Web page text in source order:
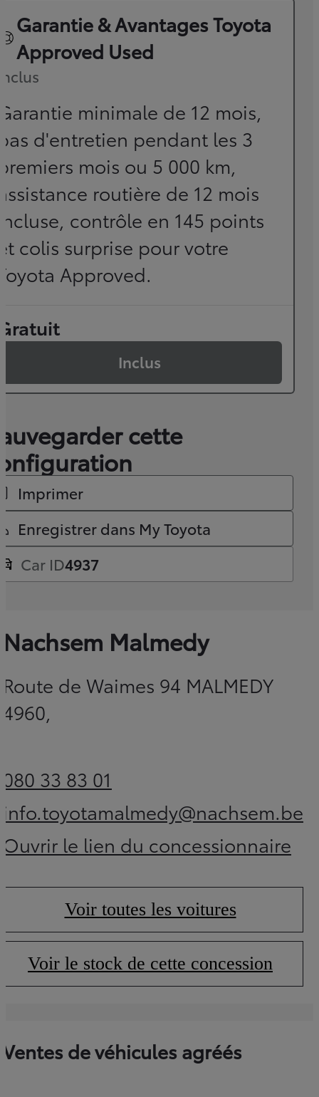
Garantie & Avantages Toyota
Approved Used
minimale de 12 mois,
d'entretien pendant les 3
mois ou 5 000 km,
routière de 12 mois
contrôle en 145 points
colis surprise pour votre
Approved.
Inclus
cette
Imprimer
Enregistrer dans My Toyota
Car ID4937
Nachsem Malmedy
Route de Waimes 94 MALMEDY
4960,
080 33 83 01(Opens in new tab)
info.toyotamalmedy@nachsem.be
(Opens in new
Ouvrir le lien du concessionnaire
(Opens in new tab)
Voir toutes les voitures
(Opens in new tab)
Voir le stock de cette concession
(Opens in new tab)
Ventes de véhicules agréés